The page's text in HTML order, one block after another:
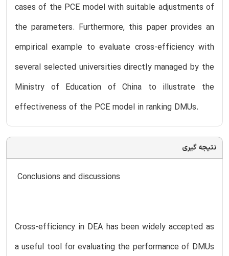
cases of the PCE model with suitable adjustments of
the parameters. Furthermore, this paper provides an
empirical example to evaluate cross-efficiency with
several selected universities directly managed by the
Ministry of Education of China to illustrate the
effectiveness of the PCE model in ranking DMUs.
نتیجه گیری
Conclusions and discussions
Cross-efficiency in DEA has been widely accepted as
a useful tool for evaluating the performance of DMUs